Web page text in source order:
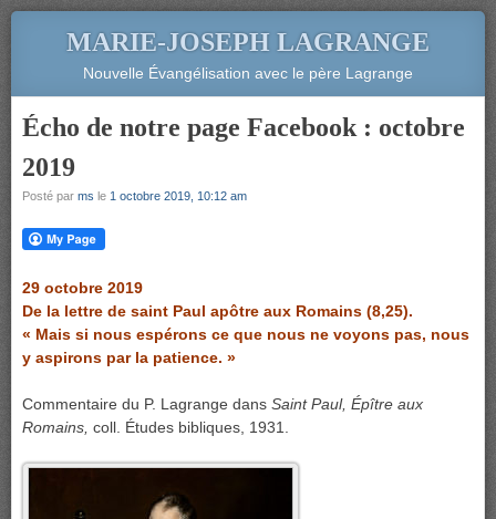
MARIE-JOSEPH LAGRANGE
Nouvelle Évangélisation avec le père Lagrange
Écho de notre page Facebook : octobre
2019
Posté par ms le 1 octobre 2019, 10:12 am
29 octobre 2019
De la lettre de saint Paul apôtre aux Romains (8,25).
« Mais si nous espérons ce que nous ne voyons pas, nous
y aspirons par la patience. »
Commentaire du P. Lagrange dans Saint Paul, Épître aux
Romains, coll. Études bibliques, 1931.